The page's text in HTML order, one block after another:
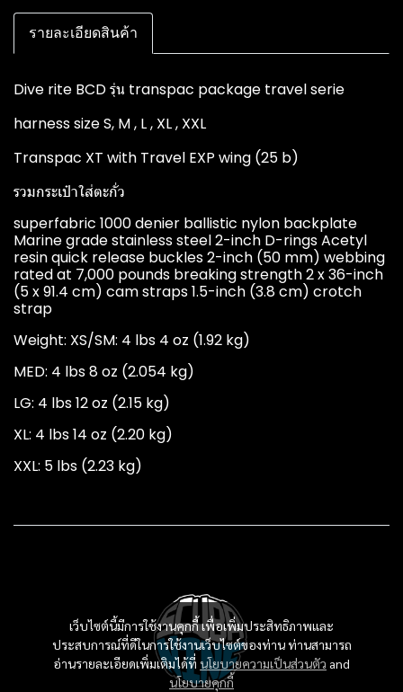
รายละเอียดสินค้า
Dive rite BCD รุ่น transpac package travel serie
harness size S, M , L , XL , XXL
Transpac XT with Travel EXP wing (25 b)
รวมกระเป๋าใส่ตะกั่ว
superfabric 1000 denier ballistic nylon backplate
Marine grade stainless steel 2-inch D-rings Acetyl
resin quick release buckles 2-inch (50 mm) webbing
rated at 7,000 pounds breaking strength 2 x 36-inch
(5 x 91.4 cm) cam straps 1.5-inch (3.8 cm) crotch
strap
Weight: XS/SM: 4 lbs 4 oz (1.92 kg)
MED: 4 lbs 8 oz (2.054 kg)
LG: 4 lbs 12 oz (2.15 kg)
XL: 4 lbs 14 oz (2.20 kg)
XXL: 5 lbs (2.23 kg)
เว็บไซต์นี้มีการใช้งานคุกกี้ เพื่อเพิ่มประสิทธิภาพและ
ประสบการณ์ที่ดีในการใช้งานเว็บไซต์ของท่าน ท่านสามารถ
อ่านรายละเอียดเพิ่มเติมได้ที่ นโยบายความเป็นส่วนตัว and
นโยบายคุกกี้